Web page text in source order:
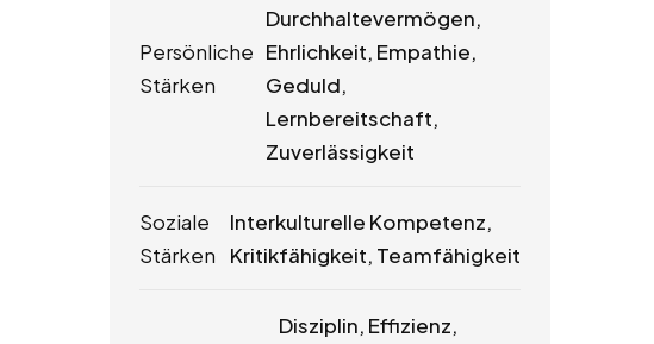
Persönliche
Stärken
Durchhaltevermögen,
Ehrlichkeit, Empathie,
Geduld,
Lernbereitschaft,
Zuverlässigkeit
Soziale
Stärken
Interkulturelle Kompetenz,
Kritikfähigkeit, Teamfähigkeit
Disziplin, Effizienz,